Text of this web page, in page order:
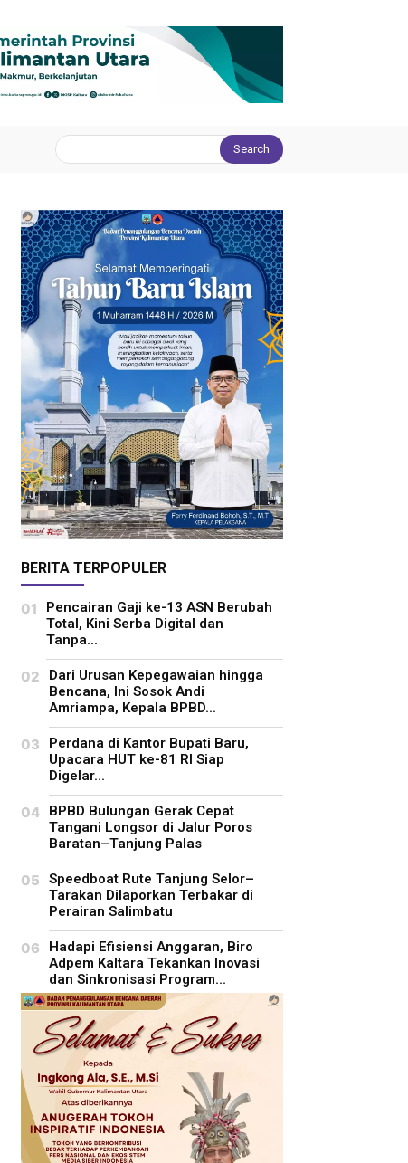
Search
BERITA TERPOPULER
Pencairan Gaji ke-13 ASN Berubah
Total, Kini Serba Digital dan
Tanpa...
Dari Urusan Kepegawaian hingga
Bencana, Ini Sosok Andi
Amriampa, Kepala BPBD...
Perdana di Kantor Bupati Baru,
Upacara HUT ke-81 RI Siap
Digelar...
BPBD Bulungan Gerak Cepat
Tangani Longsor di Jalur Poros
Baratan–Tanjung Palas
Speedboat Rute Tanjung Selor–
Tarakan Dilaporkan Terbakar di
Perairan Salimbatu
Hadapi Efisiensi Anggaran, Biro
Adpem Kaltara Tekankan Inovasi
dan Sinkronisasi Program...